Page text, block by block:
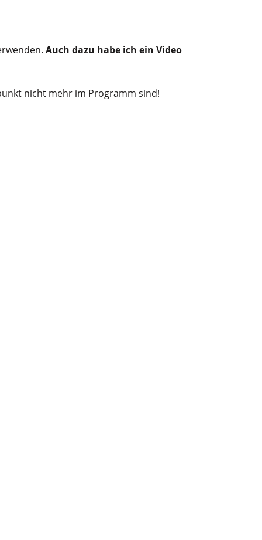
Auch dazu habe ich ein Video
nicht mehr im Programm sind!